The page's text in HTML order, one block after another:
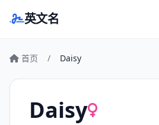
英文名
首页 / Daisy
Daisy